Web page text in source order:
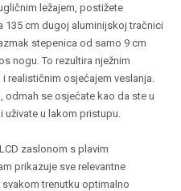
ležajem, postižete
135 cm dugoj aluminijskoj tračnici
stepenica od samo 9 cm
nogu. To rezultira nježnim
realističnim osjećajem veslanja.
odmah se osjećate kao da ste u
u lakom pristupu.
zaslonom s plavim
prikazuje sve relevantne
trenutku optimalno